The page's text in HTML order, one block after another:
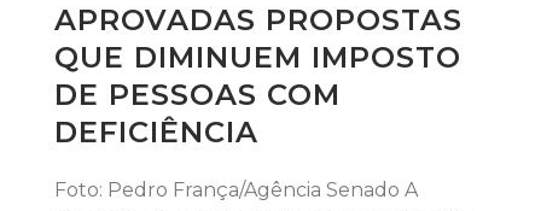
APROVADAS PROPOSTAS
QUE DIMINUEM IMPOSTO
DE PESSOAS COM
DEFICIÊNCIA
Foto: Pedro França/Agência Senado A